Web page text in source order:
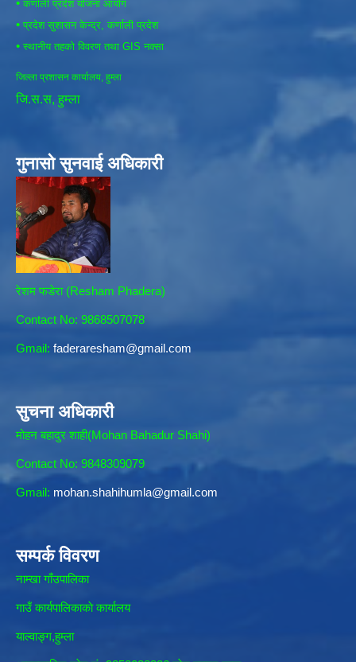
• कर्णाली प्रदेश योजना आयोग
• प्रदेश सुशासन केन्द्र, कर्णाली प्रदेश
• स्थानीय तहको विवरण तथा GIS नक्सा
जिल्ला प्रशासन कार्यालय, हुम्ला
जि.स.स, हुम्ला
गुनासो सुनवाई अधिकारी
रेशम फडेरा (Resham Phadera)
Contact No: 9868507078
Gmail: faderaresham@gmail.com
सुचना अधिकारी
मोहन बहादुर शाही(Mohan Bahadur Shahi)
Contact No: 9848309079
Gmail: mohan.shahihumla@gmail.com
सम्पर्क विवरण
नाम्खा गाँउपालिका
गाउँ कार्यपालिकाकाे कार्यालय
याल्वाङ्ग,हुम्ला